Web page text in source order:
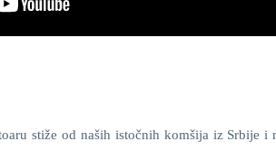
stiže od naših istočnih komšija iz Srbije i